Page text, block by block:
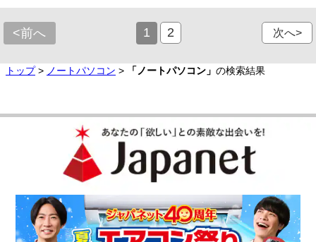
<前へ 1 2 次へ>
トップ> ノートパソコン > 「ノートパソコン」 の検索結果